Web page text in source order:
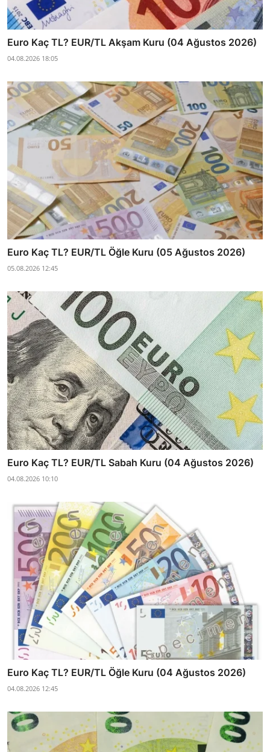
Euro Kaç TL? EUR/TL Akşam Kuru (04 Ağustos 2026)
04.08.2026 18:05
Euro Kaç TL? EUR/TL Öğle Kuru (05 Ağustos 2026)
05.08.2026 12:45
Euro Kaç TL? EUR/TL Sabah Kuru (04 Ağustos 2026)
04.08.2026 10:10
Euro Kaç TL? EUR/TL Öğle Kuru (04 Ağustos 2026)
04.08.2026 12:45